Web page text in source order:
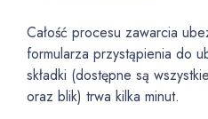
Całość procesu zawarcia
formularza przystąpienia do
składki (dostępne są
oraz blik) trwa kilka minut.